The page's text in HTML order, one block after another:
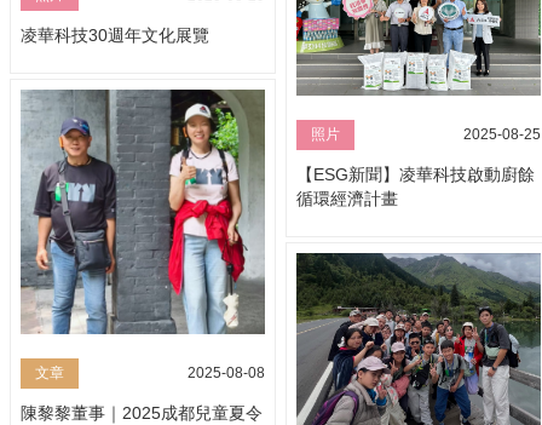
凌華科技30週年文化展覽
照片 2025-08-25
【ESG新聞】凌華科技啟動廚餘
循環經濟計畫
文章 2025-08-08
陳黎黎董事｜2025成都兒童夏令